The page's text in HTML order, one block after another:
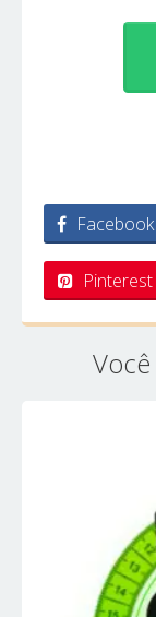
Facebook
Pinterest
Você